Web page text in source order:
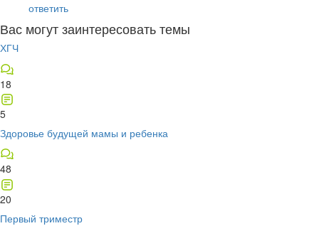
ответить
Вас могут заинтересовать темы
ХГЧ
18
5
Здоровье будущей мамы и ребенка
48
20
Первый триместр